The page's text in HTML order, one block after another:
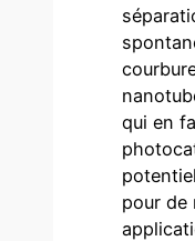
qui en
pour de